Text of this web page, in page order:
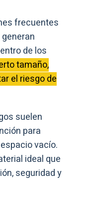
frecuentes
de los
tamaño,
el riesgo de
suelen
para
vacío.
ideal que
seguridad y